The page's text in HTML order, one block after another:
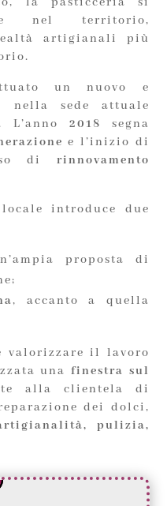
nel territorio,
artigianali più
un nuovo e
nella sede attuale
L’anno 2018 segna
e l’inizio di
di rinnovamento
introduce due
proposta di
, accanto a quella
valorizzare il lavoro
una finestra sul
alla clientela di
dei dolci,
pulizia,